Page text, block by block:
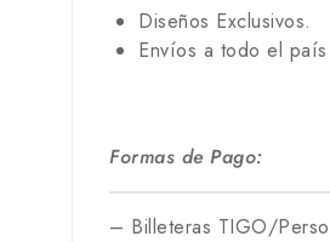
Diseños Exclusivos.
Envíos a todo el
Formas de Pago:
– Billeteras TIGO/